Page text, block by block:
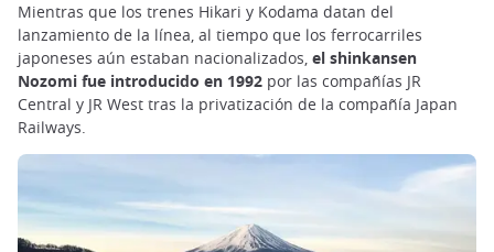
Mientras que los trenes Hikari y Kodama datan del
lanzamiento de la línea, al tiempo que los ferrocarriles
japoneses aún estaban nacionalizados, el shinkansen
Nozomi fue introducido en 1992 por las compañías JR
Central y JR West tras la privatización de la compañía Japan
Railways.